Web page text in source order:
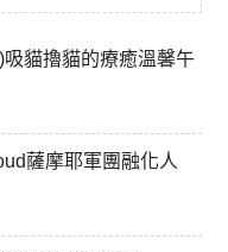
貓擼貓的療癒溫馨午
薩摩耶軍團融化人